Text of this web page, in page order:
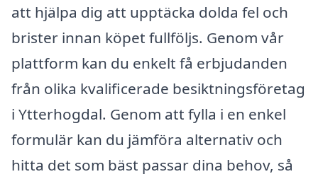
att hjälpa dig att upptäcka dolda fel och
brister innan köpet fullföljs. Genom vår
plattform kan du enkelt få erbjudanden
från olika kvalificerade besiktningsföretag
i Ytterhogdal. Genom att fylla i en enkel
formulär kan du jämföra alternativ och
hitta det som bäst passar dina behov, så